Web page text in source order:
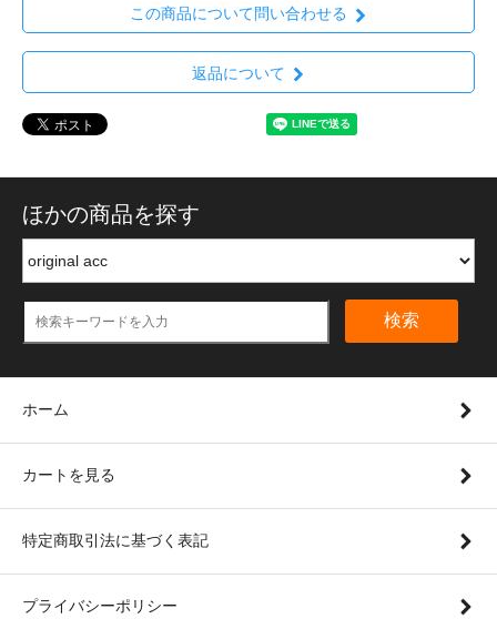
この商品について問い合わせる
返品について
ほかの商品を探す
検索
ホーム
カートを見る
特定商取引法に基づく表記
プライバシーポリシー